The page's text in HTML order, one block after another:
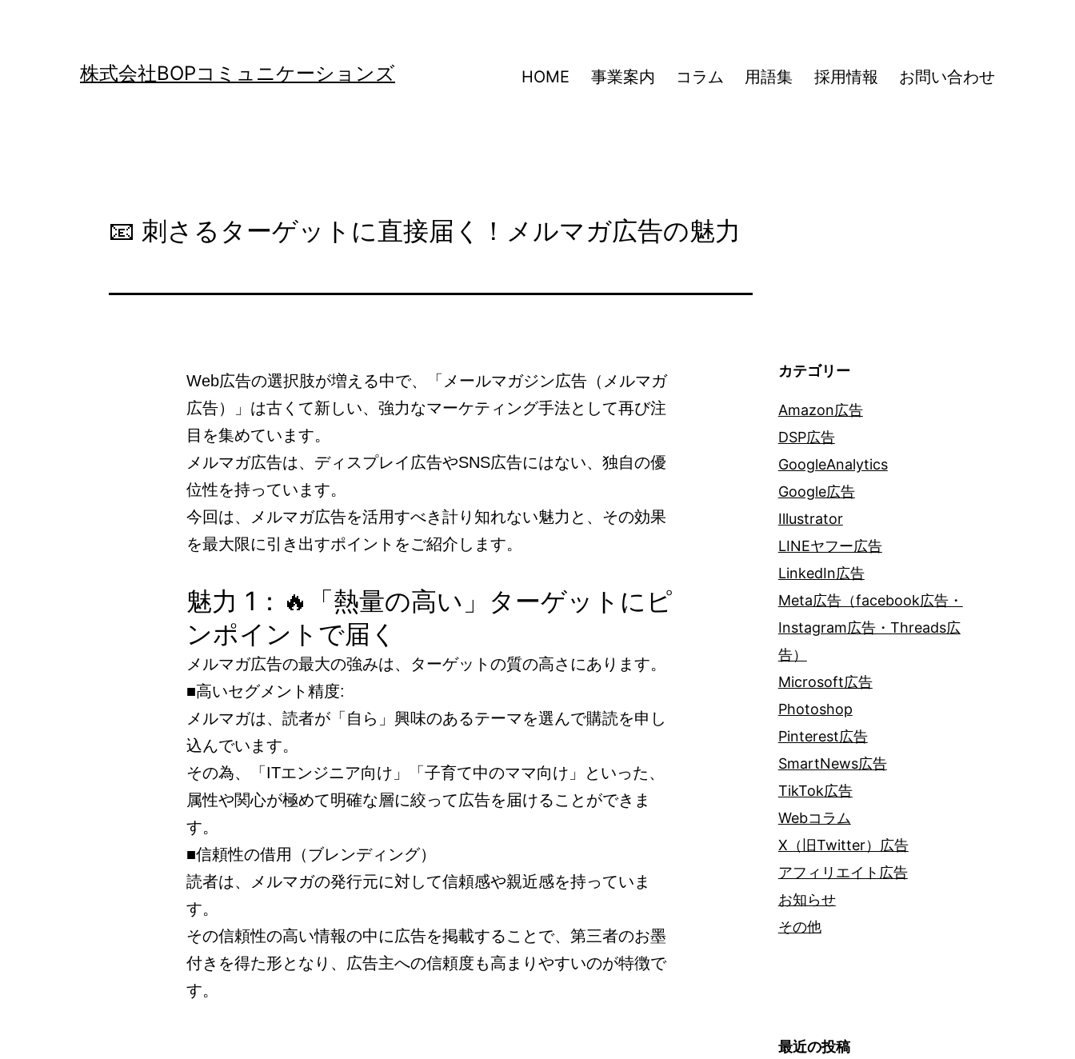
株式会社BOPコミュニケーションズ HOME 事業案内 コラム 用語集 採用情報 お問い合わせ
📧 刺さるターゲットに直接届く！メルマガ広告の魅力
Web広告の選択肢が増える中で、「メールマガジン広告（メルマガ
広告）」は古くて新しい、強力なマーケティング手法として再び注
目を集めています。
メルマガ広告は、ディスプレイ広告やSNS広告にはない、独自の優
位性を持っています。
今回は、メルマガ広告を活用すべき計り知れない魅力と、その効果
を最大限に引き出すポイントをご紹介します。
魅力 1：🔥「熱量の高い」ターゲットにピ
ンポイントで届く
メルマガ広告の最大の強みは、ターゲットの質の高さにあります。
■高いセグメント精度:
メルマガは、読者が「自ら」興味のあるテーマを選んで購読を申し
込んでいます。
その為、「ITエンジニア向け」「子育て中のママ向け」といった、
属性や関心が極めて明確な層に絞って広告を届けることができま
す。
■信頼性の借用（ブレンディング）
読者は、メルマガの発行元に対して信頼感や親近感を持っていま
す。
その信頼性の高い情報の中に広告を掲載することで、第三者のお墨
付きを得た形となり、広告主への信頼度も高まりやすいのが特徴で
す。
カテゴリー
Amazon広告
DSP広告
GoogleAnalytics
Google広告
Illustrator
LINEヤフー広告
LinkedIn広告
Meta広告（facebook広告・
Instagram広告・Threads広
告）
Microsoft広告
Photoshop
Pinterest広告
SmartNews広告
TikTok広告
Webコラム
X（旧Twitter）広告
アフィリエイト広告
お知らせ
その他
最近の投稿